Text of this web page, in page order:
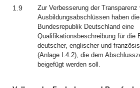
1.9
Zur Verbesserung der Transparenz
Ausbildungsabschlüssen haben
Bundesrepublik Deutschland eine
Qualifikationsbeschreibung für die
deutscher, englischer und
(Anlage I.4.2), die dem
beigefügt werden soll.